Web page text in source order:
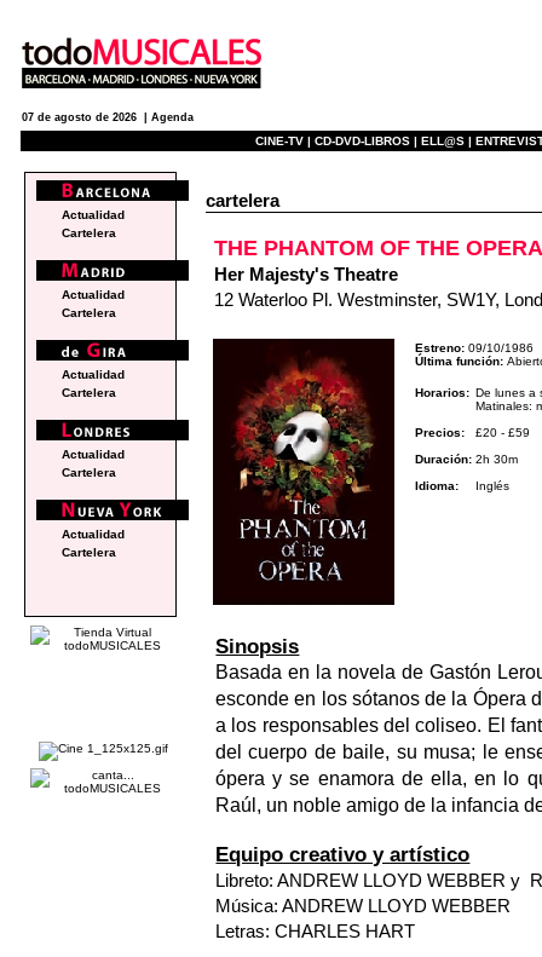
07 de agosto de 2026 | Agenda
CINE-TV | CD-DVD-LIBROS | ELL@S |
cartelera
THE PHANTOM OF THE OPERA
Her Majesty's Theatre
12 Waterloo Pl. Westminster, SW1Y,
Estreno: 09/10/1986
Última función:
Horarios: De lunes a
Matinales:
Precios:
£20 - £59
Duración: 2h 30m
Idioma:
Inglés
Sinopsis
Basada en la novela de Gastón
esconde en los sótanos de la Ópera
a los responsables del coliseo. El
del cuerpo de baile, su musa; le
ópera y se enamora de ella, en lo
Raúl, un noble amigo de la infancia
Equipo creativo y artístico
Libreto: ANDREW LLOYD WEBBER y
Música: ANDREW LLOYD WEBBER
Letras: CHARLES HART
Actualidad
Cartelera
Actualidad
Cartelera
Actualidad
Cartelera
Actualidad
Cartelera
Actualidad
Cartelera